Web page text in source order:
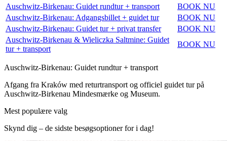
Auschwitz-Birkenau: Guidet rundtur + transport
BOOK NU
Auschwitz-Birkenau: Adgangsbillet + guidet tur
BOOK NU
Auschwitz-Birkenau: Guidet tur + privat transfer
BOOK NU
Auschwitz-Birkenau & Wieliczka Saltmine: Guidet
tur + transport
BOOK NU
Auschwitz-Birkenau: Guidet rundtur + transport
Afgang fra Kraków med returtransport og officiel guidet tur på
Auschwitz-Birkenau Mindesmærke og Museum.
Mest populære valg
Skynd dig – de sidste besøgsoptioner for i dag!